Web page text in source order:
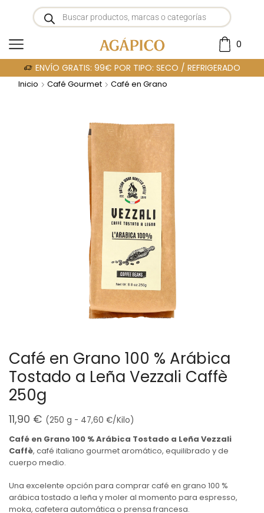
0
ENVÍO GRATIS: 99€ POR TIPO: SECO / REFRIGERADO
Inicio Café Gourmet Café en Grano
Café en Grano 100 % Arábica
Tostado a Leña Vezzali Caffè
250g
11,90 € (250 g - 47,60 €/Kilo)
Café en Grano 100 % Arábica Tostado a Leña Vezzali
Caffè, café italiano gourmet aromático, equilibrado y de
cuerpo medio.
Una excelente opción para comprar café en grano 100 %
arábica tostado a leña y moler al momento para espresso,
moka, cafetera automática o prensa francesa.